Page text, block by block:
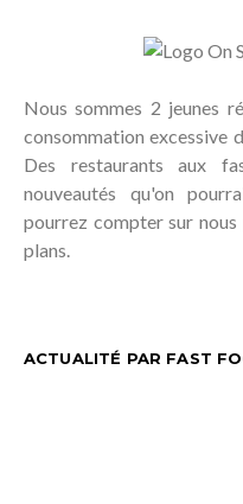
Nous sommes 2 jeunes
consommation excessive
Des restaurants aux
nouveautés qu'on
pourrez compter sur
plans.
ACTUALITÉ PAR FAST